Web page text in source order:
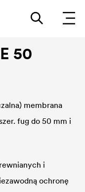
50
membrana
fug do 50 mm i
i
ochronę